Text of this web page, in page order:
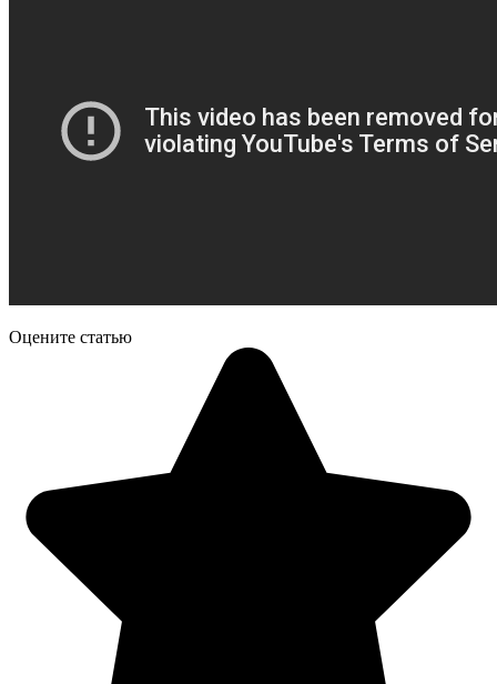
Оцените статью